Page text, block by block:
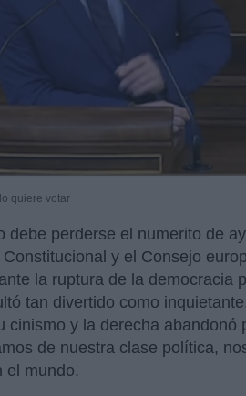
quiere votar
debe perderse el numerito de
y el Consejo
la ruptura de la democracia
tan divertido como
cinismo y la derecha abandonó
de nuestra clase política,
el mundo.